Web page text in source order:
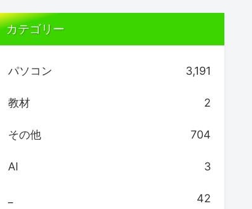
カテゴリー
パソコン 3,191
教材 2
その他 704
AI 3
42